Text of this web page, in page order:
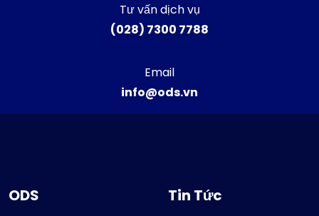
Tư vấn dịch vụ
(028) 7300 7788
Email
info@ods.vn
ODS Tin Tức